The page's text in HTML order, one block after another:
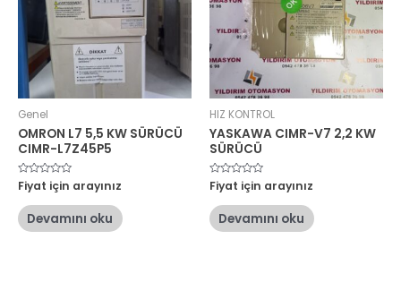
Genel
OMRON L7 5,5 KW SÜRÜCÜ
CIMR-L7Z45P5
5
üzerinden
oy
aldı
Fiyat için arayınız
Devamını oku
HIZ KONTROL
YASKAWA CIMR-V7 2,2 KW
SÜRÜCÜ
5
üzerinden
oy
aldı
Fiyat için arayınız
Devamını oku